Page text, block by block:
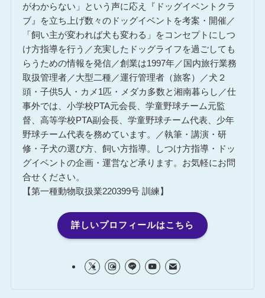
がわからない」という声に応え『ドッグイベントクラ
ブ』を立ち上げ数々のドッグイベントを考案・開催／
「飼い主が変われば犬も変わる」をコンセプトにしつ
け方指導を行う／充実したドッグライフを過ごしても
らうための情報を発信／創業は1997年／国内旅行業務
取扱管理者／大型二種／運行管理者（旅客）／犬２
頭・子供5人・カメ1匹・メダカ多数と湘南暮らし／仕
事外では、小学校PTA元会長、学童野球チーム元監
督、高等学校PTA副会長、学童野球チーム代表、少年
野球チーム代表を務めています。／執筆・講演・研
修・子犬の選び方、飼い方指導。しつけ方指導・ドッ
グイベントの企画・運営など承ります。お気軽にお問
合せください。
【第一種動物取扱業220399号 訓練】
詳しいプロフィールはこちら